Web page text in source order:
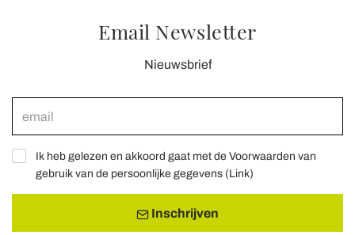
Email Newsletter
Nieuwsbrief
Ik heb gelezen en akkoord gaat met de Voorwaarden van
gebruik van de persoonlijke gegevens (Link)
Inschrijven